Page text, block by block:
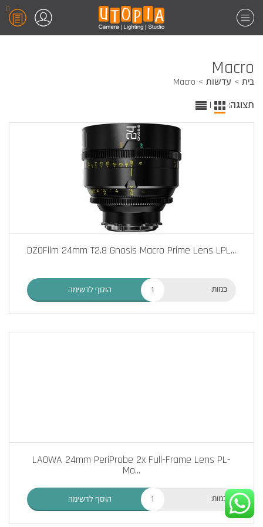
0
Macro
בית עדשות Macro
תצוגה: |
DZOFilm 24mm T2.8 Gnosis Macro Prime Lens LPL...
כמות: הוסף לרשימה
LAOWA 24mm PeriProbe 2x Full-Frame Lens PL-
Mo...
כמות: הוסף לרשימה